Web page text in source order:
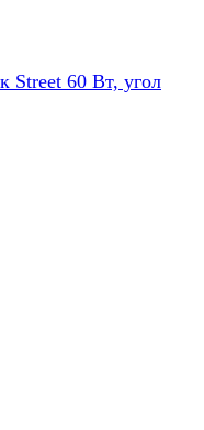
Street 60 Вт, угол